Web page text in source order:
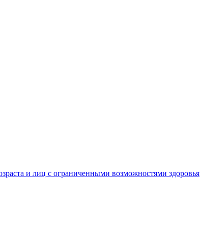
и лиц с ограниченными возможностями здоровья